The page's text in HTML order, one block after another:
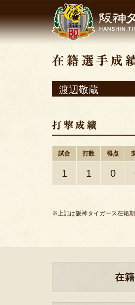
渡辺敬蔵
試合 打数 得点
1 1 0
※上記は阪神タイガース在籍